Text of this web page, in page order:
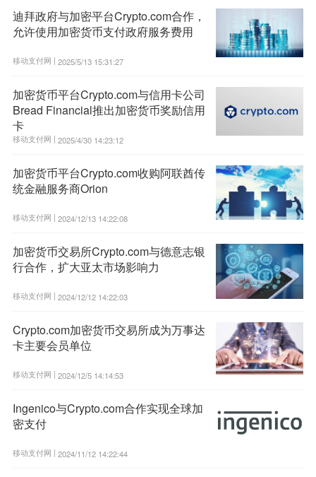
迪拜政府与加密平台Crypto.com合作，
允许使用加密货币支付政府服务费用
移动支付网 | 2025/5/13 15:31:27
加密货币平台Crypto.com与信用卡公司
Bread Financial推出加密货币奖励信用
卡
移动支付网 | 2025/4/30 14:23:12
加密货币平台Crypto.com收购阿联酋传
统金融服务商Orion
移动支付网 | 2024/12/13 14:22:08
加密货币交易所Crypto.com与德意志银
行合作，扩大亚太市场影响力
移动支付网 | 2024/12/12 14:22:03
Crypto.com加密货币交易所成为万事达
卡主要会员单位
移动支付网 | 2024/12/5 14:14:53
Ingenico与Crypto.com合作实现全球加
密支付
移动支付网 | 2024/11/12 14:22:44